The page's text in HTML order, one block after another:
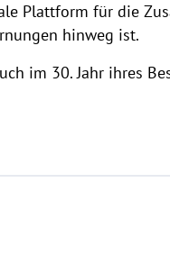
Plattform für die
hinweg ist.
im 30. Jahr ihres